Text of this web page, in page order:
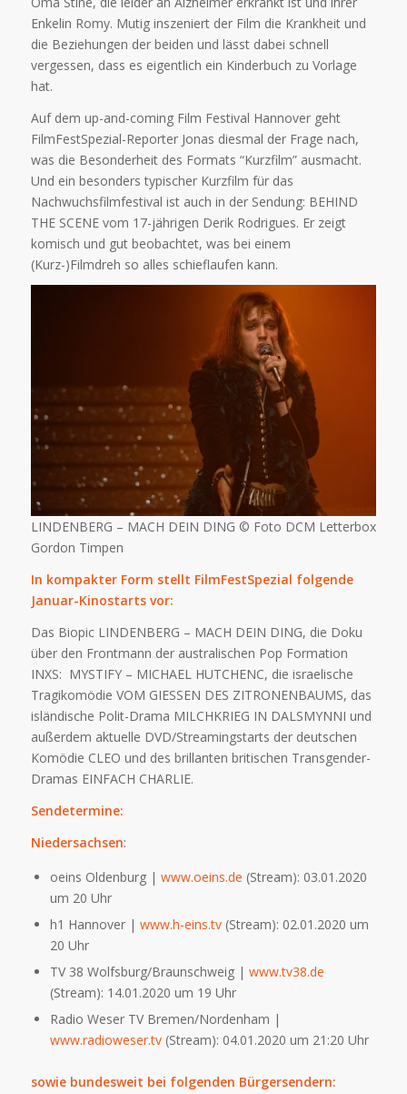
Enkelin Romy. Mutig inszeniert der Film die Krankheit und
die Beziehungen der beiden und lässt dabei schnell
vergessen, dass es eigentlich ein Kinderbuch zu Vorlage
hat.
Auf dem up-and-coming Film Festival Hannover geht
FilmFestSpezial-Reporter Jonas diesmal der Frage nach,
was die Besonderheit des Formats “Kurzfilm” ausmacht.
Und ein besonders typischer Kurzfilm für das
Nachwuchsfilmfestival ist auch in der Sendung: BEHIND
THE SCENE vom 17-jährigen Derik Rodrigues. Er zeigt
komisch und gut beobachtet, was bei einem
(Kurz-)Filmdreh so alles schieflaufen kann.
LINDENBERG – MACH DEIN DING © Foto DCM Letterbox
Gordon Timpen
In kompakter Form stellt FilmFestSpezial folgende
Januar-Kinostarts vor:
Das Biopic LINDENBERG – MACH DEIN DING, die Doku
über den Frontmann der australischen Pop Formation
INXS: MYSTIFY – MICHAEL HUTCHENC, die israelische
Tragikomödie VOM GIESSEN DES ZITRONENBAUMS, das
isländische Polit-Drama MILCHKRIEG IN DALSMYNNI und
außerdem aktuelle DVD/Streamingstarts der deutschen
Komödie CLEO und des brillanten britischen Transgender-
Dramas EINFACH CHARLIE.
Sendetermine:
Niedersachsen:
oeins Oldenburg | www.oeins.de (Stream): 03.01.2020
um 20 Uhr
h1 Hannover | www.h-eins.tv(Stream): 02.01.2020 um
20 Uhr
TV 38 Wolfsburg/Braunschweig | www.tv38.de
(Stream): 14.01.2020 um 19 Uhr
Radio Weser TV Bremen/Nordenham |
www.radioweser.tv(Stream): 04.01.2020 um 21:20 Uhr
sowie bundesweit bei folgenden Bürgersendern: